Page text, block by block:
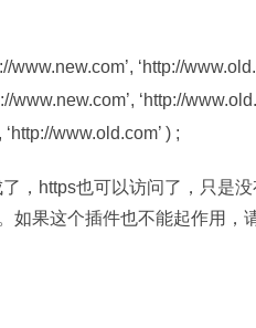
www.new.com’, ‘http://
www.new.com’, ‘http://
www.old.com’ ) ;
，https也可以访问了，只是没
如果这个插件也不能起作用，